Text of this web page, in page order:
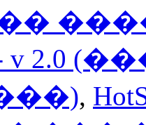
- v
,